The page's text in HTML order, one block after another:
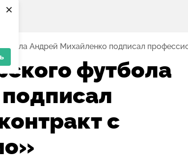
×
Андрей Михайленко подписал
футбола
с